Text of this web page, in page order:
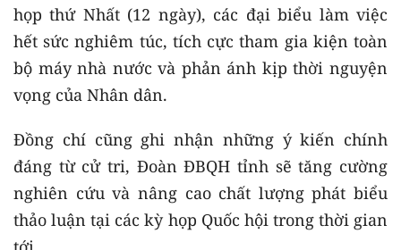
họp thứ Nhất (12 ngày), các đại biểu làm việc
hết sức nghiêm túc, tích cực tham gia kiện toàn
bộ máy nhà nước và phản ánh kịp thời nguyện
vọng của Nhân dân.
Đồng chí cũng ghi nhận những ý kiến chính
đáng từ cử tri, Đoàn ĐBQH tỉnh sẽ tăng cường
nghiên cứu và nâng cao chất lượng phát biểu
thảo luận tại các kỳ họp Quốc hội trong thời gian